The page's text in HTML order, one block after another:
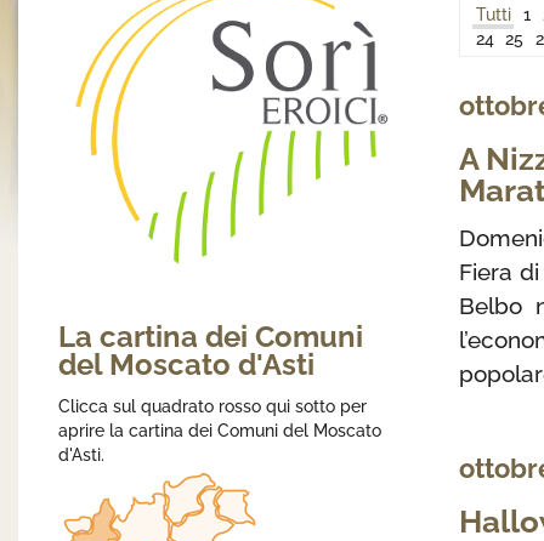
La cartina dei Comuni
del Moscato d'Asti
Clicca sul quadrato rosso qui sotto per
aprire la cartina dei Comuni del Moscato
d'Asti.
Tutti
1
24
25
A
Fiera
Belbo